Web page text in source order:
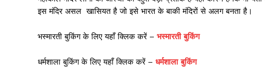
इस मंदिर असल खासियत है जो इसे भारत के बाकी मंदिरों से अलग बनता है।
भस्मारती बुकिंग के लिए यहाँ क्लिक करें – भस्मारती बुकिंग
धर्मशाला बुकिंग के लिए यहाँ क्लिक करें – धर्मशाला बुकिंग